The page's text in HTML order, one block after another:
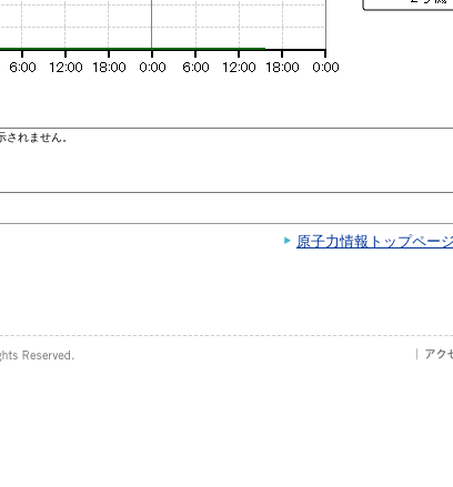
原子力情報トップペー